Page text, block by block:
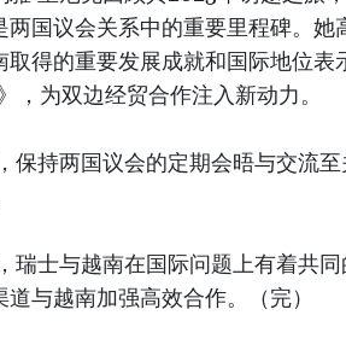
两国议会关系中的重要里程碑。
取得的重要发展成就和国际地位
，为双边经贸合作注入新动力。
保持两国议会的定期会晤与交流
瑞士与越南在国际问题上有着共
与越南加强高效合作。（完）